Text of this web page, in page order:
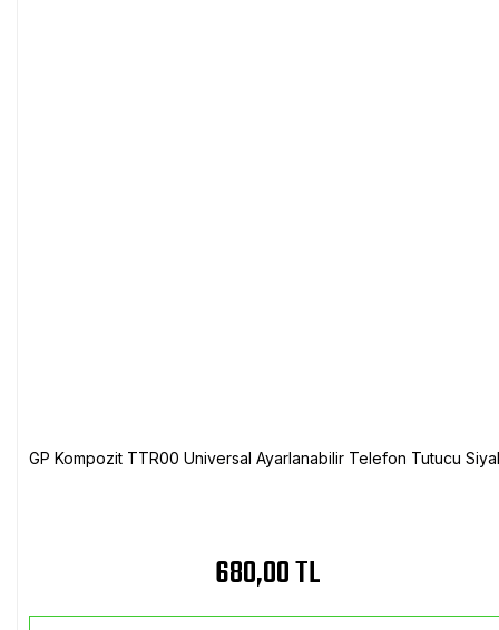
GP Kompozit TTR00 Universal Ayarlanabilir Telefon Tutucu
680,00 TL